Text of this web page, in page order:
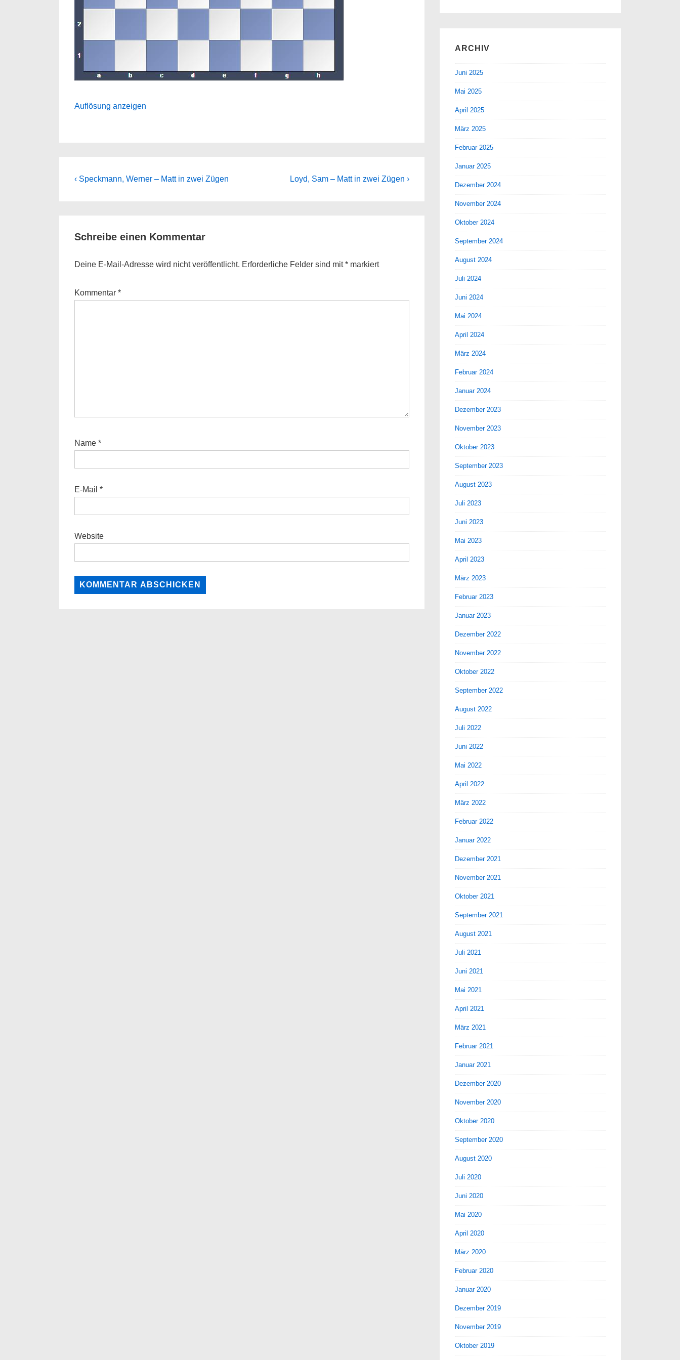
Auflösung anzeigen
Beitragsnavigation
Previous
‹ Speckmann, Werner – Matt in zwei Zügen
Next
Loyd, Sam – Matt in zwei Zügen ›
Schreibe einen Kommentar
Deine E-Mail-Adresse wird nicht veröffentlicht. Erforderliche Felder sind mit* markiert
Kommentar *
Name *
E-Mail *
Website
ARCHIV
Juni 2025
Mai 2025
April 2025
März 2025
Februar 2025
Januar 2025
Dezember 2024
November 2024
Oktober 2024
September 2024
August 2024
Juli 2024
Juni 2024
Mai 2024
April 2024
März 2024
Februar 2024
Januar 2024
Dezember 2023
November 2023
Oktober 2023
September 2023
August 2023
Juli 2023
Juni 2023
Mai 2023
April 2023
März 2023
Februar 2023
Januar 2023
Dezember 2022
November 2022
Oktober 2022
September 2022
August 2022
Juli 2022
Juni 2022
Mai 2022
April 2022
März 2022
Februar 2022
Januar 2022
Dezember 2021
November 2021
Oktober 2021
September 2021
August 2021
Juli 2021
Juni 2021
Mai 2021
April 2021
März 2021
Februar 2021
Januar 2021
Dezember 2020
November 2020
Oktober 2020
September 2020
August 2020
Juli 2020
Juni 2020
Mai 2020
April 2020
März 2020
Februar 2020
Januar 2020
Dezember 2019
November 2019
Oktober 2019